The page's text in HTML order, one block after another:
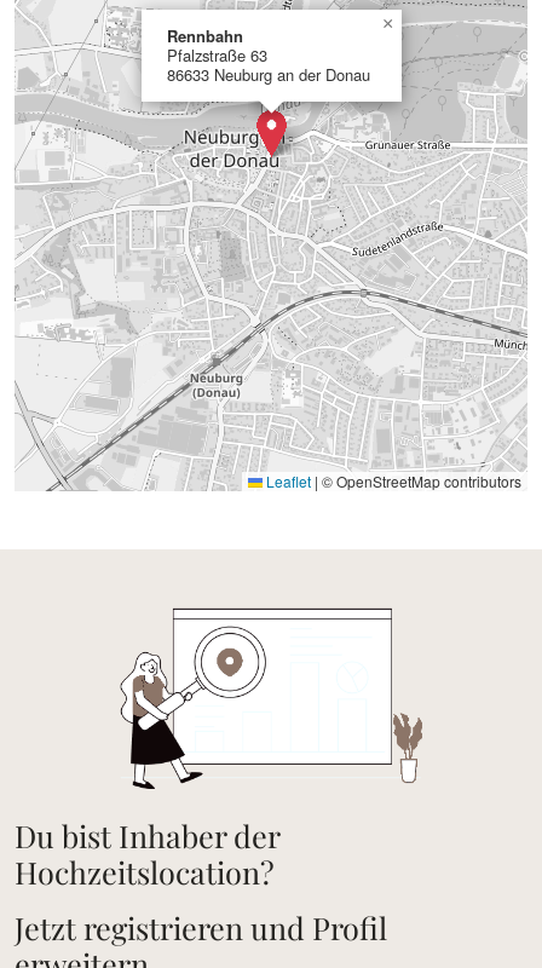
Rennbahn
Pfalzstraße 63
86633 Neuburg an der Donau
×
Leaflet | © OpenStreetMap contributors
Du bist Inhaber der
Hochzeitslocation?
Jetzt registrieren und Profil